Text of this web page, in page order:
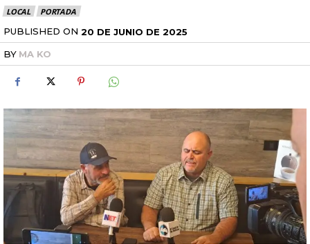
LOCAL PORTADA
PUBLISHED ON 20 DE JUNIO DE 2025
BY MA KO